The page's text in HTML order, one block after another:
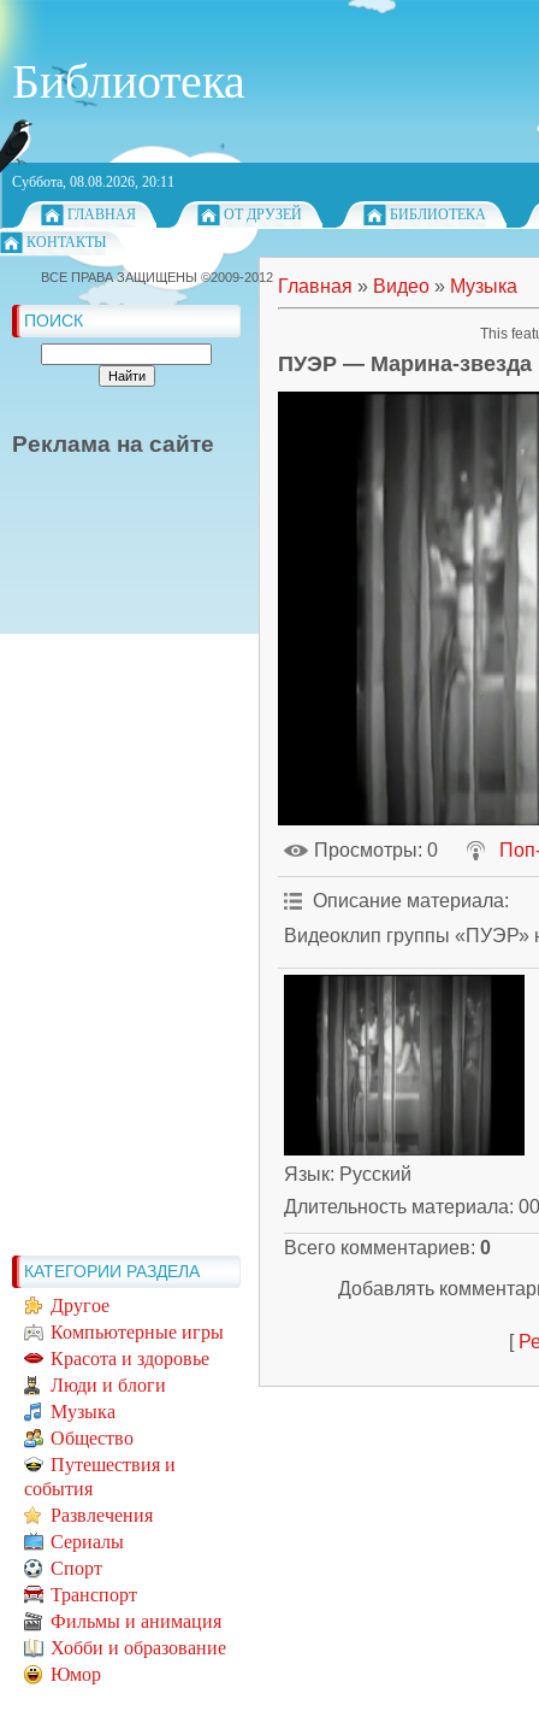
Библиотека
Суббота, 08.08.2026, 20:11
ГЛАВНАЯ
ОТ ДРУЗЕЙ
БИБЛИОТЕКА
КОНТАКТЫ
ПОИСК
Реклама на сайте
КАТЕГОРИИ РАЗДЕЛА
Другое
Компьютерные игры
Красота и здоровье
Люди и блоги
Музыка
Общество
Путешествия и
события
Развлечения
Сериалы
Спорт
Транспорт
Фильмы и анимация
Хобби и образование
Юмор
Главная » Видео » Музыка
ПУЭР — Марина-звезда
Просмотры: 0
Описание материала:
Видеоклип группы «ПУЭР»
Язык: Русский
Длительность материала:
Всего комментариев: 0
Добавлять
[
ВСЕ ПРАВА ЗАЩИЩЕНЫ ©2009-2012
This